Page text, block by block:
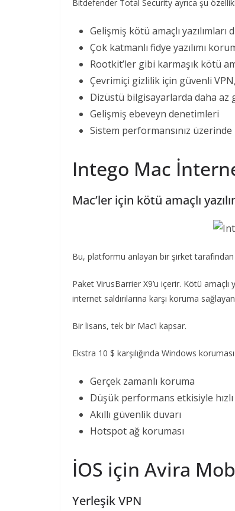
Bitdefender Total Security ayrıca şu
Gelişmiş kötü amaçlı
Çok katmanlı fidye yazılımı
Rootkit’ler gibi karmaşık kötü
Çevrimiçi gizlilik için güvenli
Dizüstü bilgisayarlarda daha az
Gelişmiş ebeveyn denetimleri
Sistem performansınız
Intego Mac
Mac’ler için kötü amaçlı
Bu, platformu anlayan bir şirket tarafından
Paket VirusBarrier X9’u içerir. Kötü amaçlı
internet saldırılarına karşı koruma
Bir lisans, tek bir Mac’i kapsar.
Ekstra 10 $ karşılığında Windows
Gerçek zamanlı koruma
Düşük performans etkisiyle
Akıllı güvenlik duvarı
Hotspot ağ koruması
İOS için Avira
Yerleşik VPN